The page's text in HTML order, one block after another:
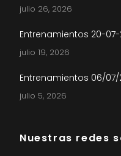
julio 26, 2026
Entrenamientos 20-
julio 19, 2026
Entrenamientos 06/07/
julio 5, 2026
Nuestras redes